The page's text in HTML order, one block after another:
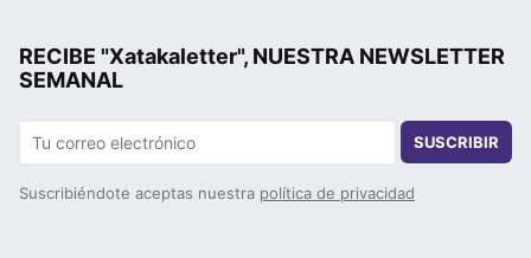
RECIBE "Xatakaletter", NUESTRA NEWSLETTER
SEMANAL
SUSCRIBIR
Suscribiéndote aceptas nuestra política de privacidad